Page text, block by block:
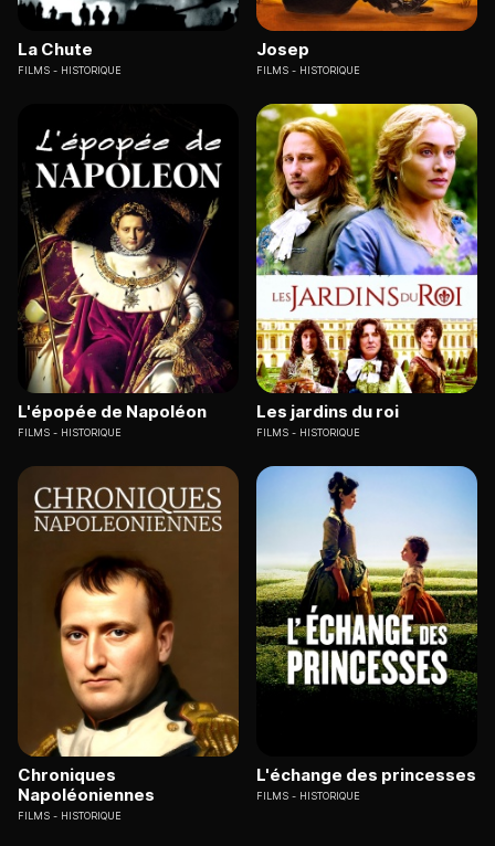
La Chute
FILMS HISTORIQUE
Josep
FILMS HISTORIQUE
L'épopée de Napoléon
FILMS HISTORIQUE
Les jardins du roi
FILMS HISTORIQUE
Chroniques
Napoléoniennes
FILMS HISTORIQUE
L'échange des princesses
FILMS HISTORIQUE